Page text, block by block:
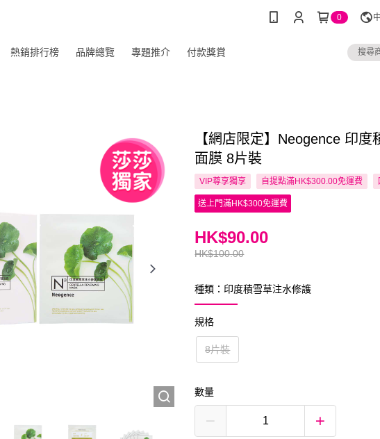
0
熱銷排行榜 品牌總覽 專題推介 付款獎賞
【網店限定】Neogence 印度
面膜 8片裝
VIP尊享獨享 自提點滿HK$300.00免運費
送上門滿HK$300免運費
HK$100.00
HK$90.00
種類：印度積雪草注水修護
規格
8片裝
數量